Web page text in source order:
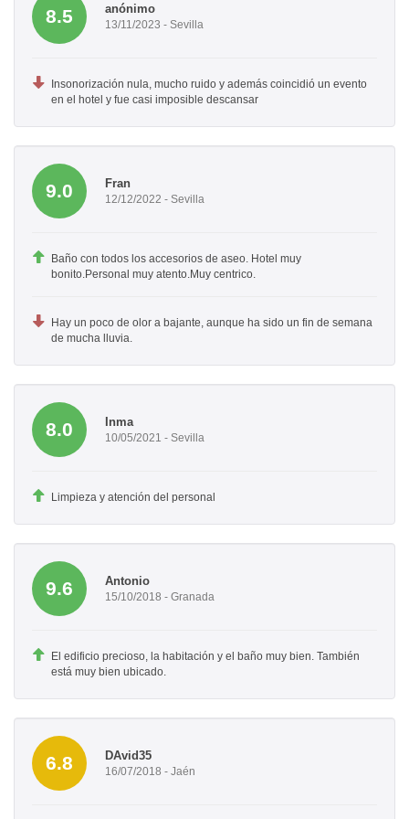
8.5 anónimo
13/11/2023 - Sevilla
Insonorización nula, mucho ruido y además coincidió un evento
en el hotel y fue casi imposible descansar
9.0 Fran
12/12/2022 - Sevilla
Baño con todos los accesorios de aseo. Hotel muy
bonito.Personal muy atento.Muy centrico.
Hay un poco de olor a bajante, aunque ha sido un fin de semana
de mucha lluvia.
8.0 Inma
10/05/2021 - Sevilla
Limpieza y atención del personal
9.6 Antonio
15/10/2018 - Granada
El edificio precioso, la habitación y el baño muy bien. También
está muy bien ubicado.
6.8 DAvid35
16/07/2018 - Jaén